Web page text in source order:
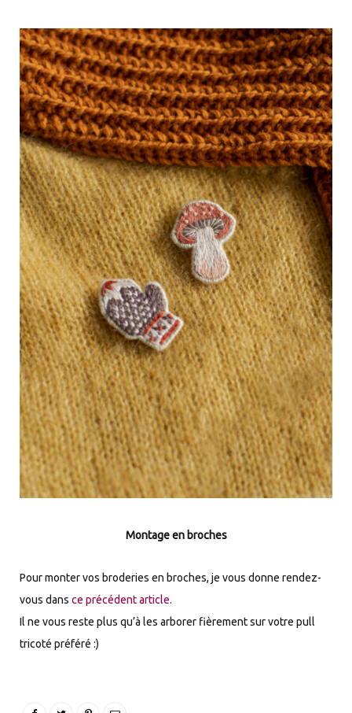
Montage en broches
Pour monter vos broderies en broches, je vous donne rendez-
vous dans ce précédent article.
Il ne vous reste plus qu’à les arborer fièrement sur votre pull
tricoté préféré :)